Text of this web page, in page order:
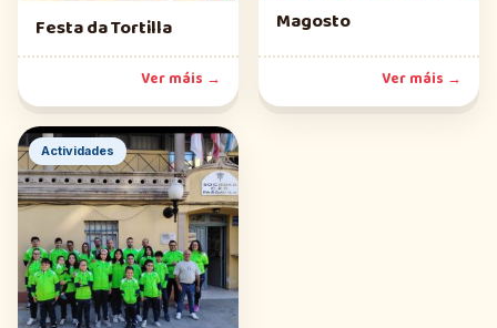
Festa da Tortilla
Ver máis →
Magosto
Ver máis →
Actividades